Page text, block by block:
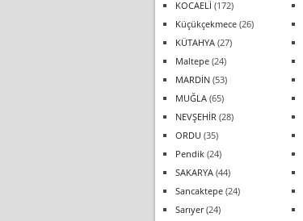
KOCAELİ (172)
Küçükçekmece (26)
KÜTAHYA (27)
Maltepe (24)
MARDİN (53)
MUĞLA (65)
NEVŞEHİR (28)
ORDU (35)
Pendik (24)
SAKARYA (44)
Sancaktepe (24)
Sarıyer(24)